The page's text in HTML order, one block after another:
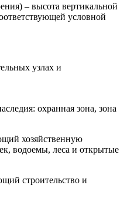
– высота вертикальной
условной
узлах и
охранная зона, зона
хозяйственную
водоемы, леса и открытые
строительство и